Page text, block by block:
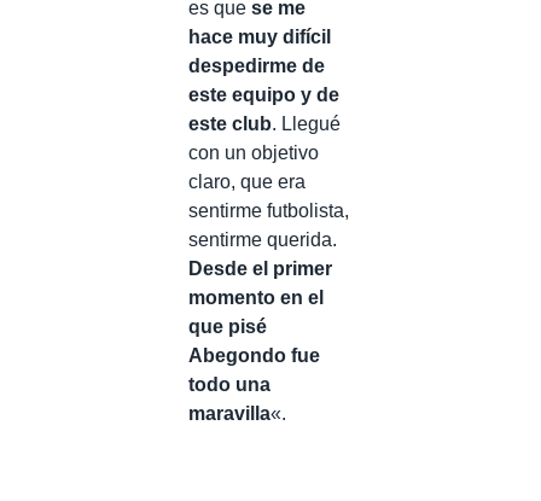
es que se me
hace muy difícil
despedirme de
este equipo y de
este club. Llegué
con un objetivo
claro, que era
sentirme futbolista,
sentirme querida.
Desde el primer
momento en el
que pisé
Abegondo fue
todo una
maravilla«.